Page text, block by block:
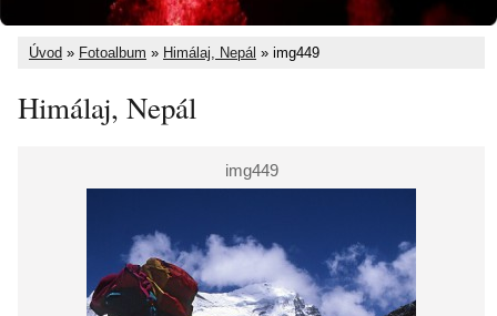
Úvod » Fotoalbum » Himálaj, Nepál » img449
Himálaj, Nepál
img449